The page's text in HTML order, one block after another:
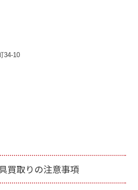
34-10
買取りの注意事項